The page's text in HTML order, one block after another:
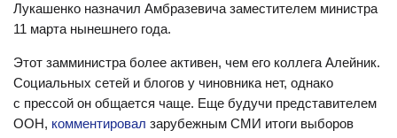
Лукашенко назначил Амбразевича заместителем министра
11 марта нынешнего года.
Этот замминистра более активен, чем его коллега Алейник.
Социальных сетей и блогов у чиновника нет, однако
с прессой он общается чаще. Еще будучи представителем
ООН, комментировал зарубежным СМИ итоги выборов